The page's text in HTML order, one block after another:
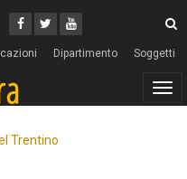
Facebook
Twitter
Youtube
Dipartimento Soggetti
Trentino